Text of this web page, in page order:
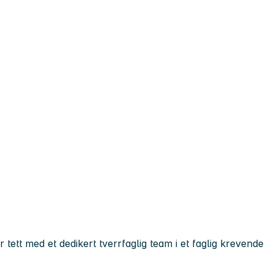
med et dedikert tverrfaglig team i et faglig krevende